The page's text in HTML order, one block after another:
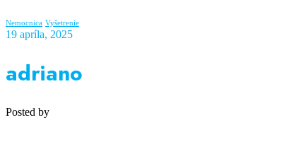
Nemocnica Vyšetrenie
19 apríla, 2025
adriano
Posted by